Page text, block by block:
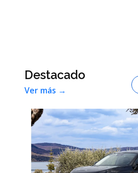
Destacado
Ver más →